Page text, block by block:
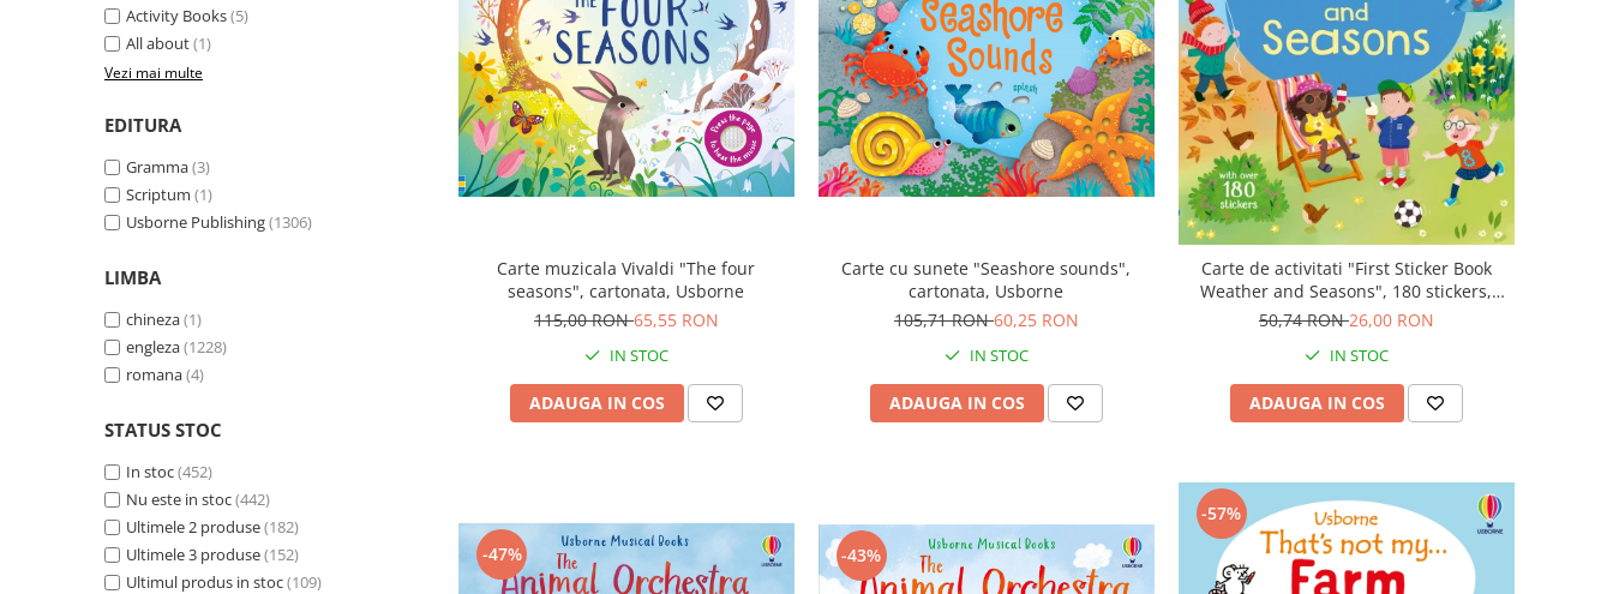
Activity Books(5)
All about(1)
Vezi mai multe
EDITURA
Gramma(3)
Scriptum (1)
Usborne Publishing(1306)
LIMBA
chineza(1)
engleza(1228)
romana(4)
STATUS STOC
In stoc(452)
Nu este in stoc(442)
Ultimele 2 produse(182)
Ultimele 3 produse(152)
Ultimul produs in stoc(109)
Carte muzicala Vivaldi "The four
seasons", cartonata, Usborne
115,00 RON65,55 RON
IN STOC
ADAUGA IN COS
Carte cu sunete "Seashore sounds",
cartonata, Usborne
105,71 RON60,25 RON
IN STOC
ADAUGA IN COS
Carte de activitati "First Sticker Book
Weather and Seasons", 180 stickers,
Usborne
50,74 RON26,00 RON
IN STOC
ADAUGA IN COS
-47% -43%
-57%